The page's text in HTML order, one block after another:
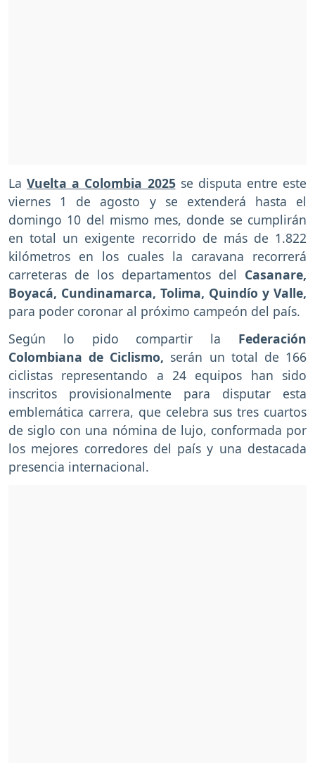
La Vuelta a Colombia 2025se disputa entre este
viernes 1 de agosto y se extenderá hasta el
domingo 10 del mismo mes, donde se cumplirán
en total un exigente recorrido de más de 1.822
kilómetros en los cuales la caravana recorrerá
carreteras de los departamentos del Casanare,
Boyacá, Cundinamarca, Tolima, Quindío y Valle,
para poder coronar al próximo campeón del país.
Según lo pido compartir la Federación
Colombiana de Ciclismo, serán un total de 166
ciclistas representando a 24 equipos han sido
inscritos provisionalmente para disputar esta
emblemática carrera, que celebra sus tres cuartos
de siglo con una nómina de lujo, conformada por
los mejores corredores del país y una destacada
presencia internacional.